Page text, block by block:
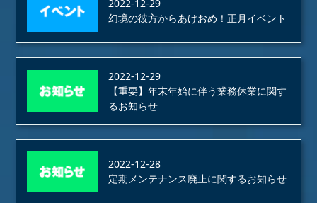
2022-12-29
幻境の彼方からあけおめ！正月イベント
2022-12-29
【重要】年末年始に伴う業務休業に関す
るお知らせ
2022-12-28
定期メンテナンス廃止に関するお知らせ